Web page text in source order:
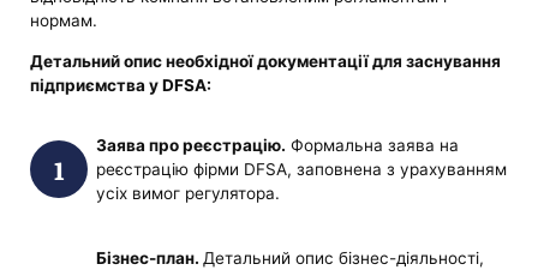
нормам.
Детальний опис необхідної документації для заснування
підприємства у DFSA:
Заява про реєстрацію. Формальна заява на
реєстрацію фірми DFSA, заповнена з урахуванням
усіх вимог регулятора.
Бізнес-план. Детальний опис бізнес-діяльності,